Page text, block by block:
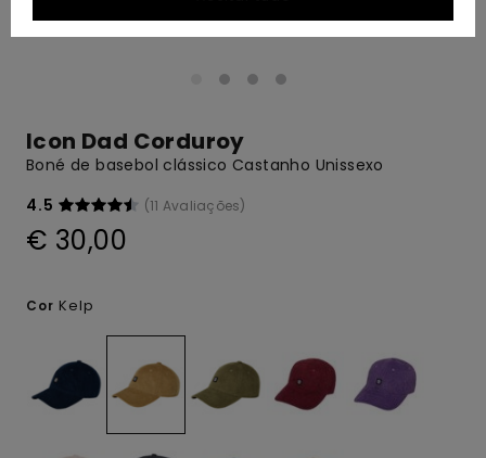
Icon Dad Corduroy
Boné de basebol clássico Castanho Unissexo
4.5
(11 Avaliações)
€ 30,00
Cor Kelp